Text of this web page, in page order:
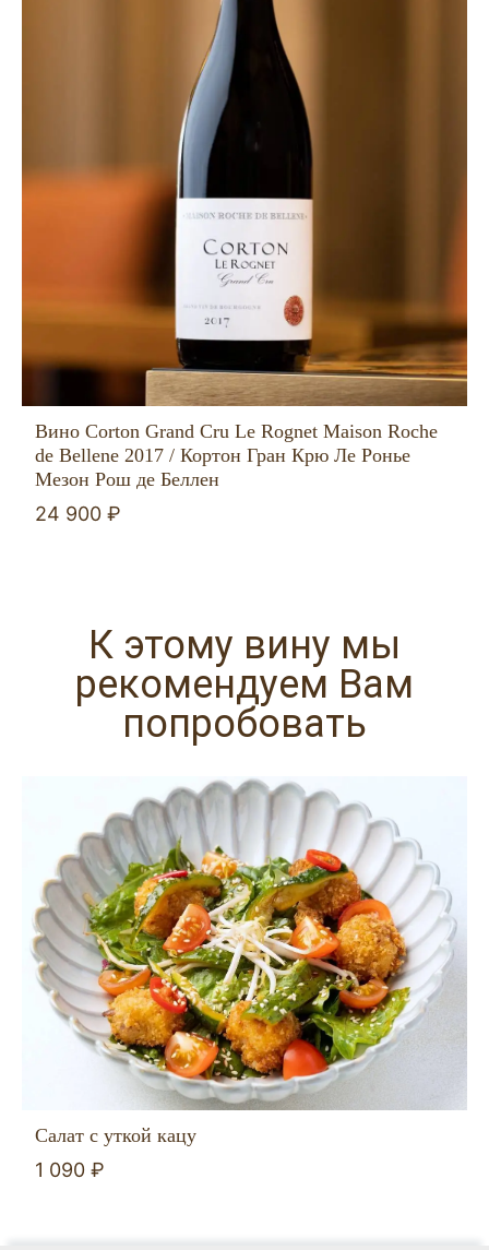
Вино Corton Grand Cru Le Rognet Maison Roche
de Bellene 2017 / Кортон Гран Крю Ле Ронье
Мезон Рош де Беллен
24 900 ₽
К этому вину мы
рекомендуем Вам
попробовать
Салат с уткой кацу
1 090 ₽